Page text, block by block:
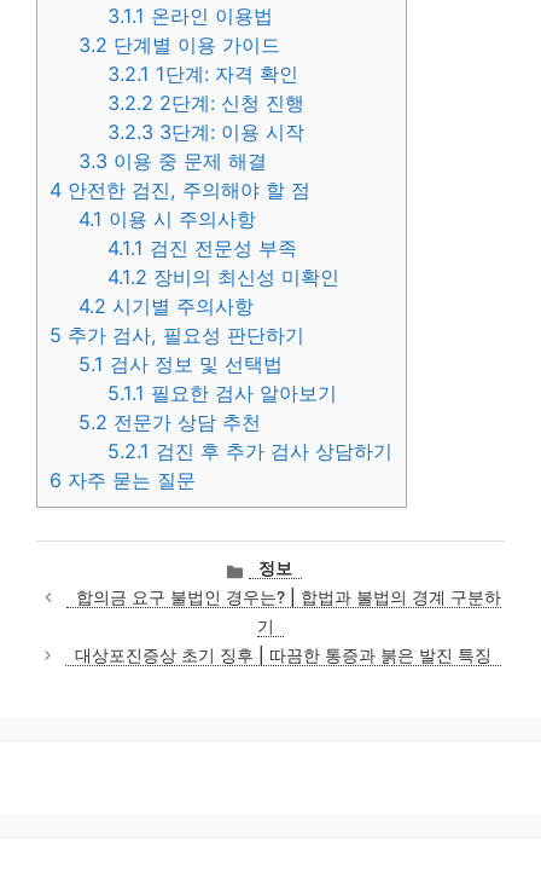
3.1.1 온라인 이용법
3.2 단계별 이용 가이드
3.2.1 1단계: 자격 확인
3.2.2 2단계: 신청 진행
3.2.3 3단계: 이용 시작
3.3 이용 중 문제 해결
4 안전한 검진, 주의해야 할 점
4.1 이용 시 주의사항
4.1.1 검진 전문성 부족
4.1.2 장비의 최신성 미확인
4.2 시기별 주의사항
5 추가 검사, 필요성 판단하기
5.1 검사 정보 및 선택법
5.1.1 필요한 검사 알아보기
5.2 전문가 상담 추천
5.2.1 검진 후 추가 검사 상담하기
6 자주 묻는 질문
카
테
고
리
정보
합의금 요구 불법인 경우는? | 합법과 불법의 경계 구분하
기
대상포진증상 초기 징후 | 따끔한 통증과 붉은 발진 특징